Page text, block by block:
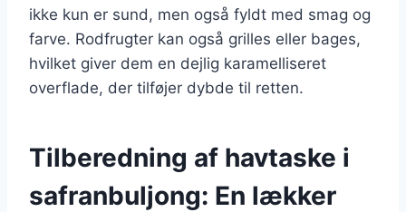
ikke kun er sund, men også fyldt med smag og
farve. Rodfrugter kan også grilles eller bages,
hvilket giver dem en dejlig karamelliseret
overflade, der tilføjer dybde til retten.
Tilberedning af havtaske i
safranbuljong: En lækker